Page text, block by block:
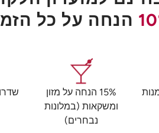
הנחה על כל
15% הנחה על מזון
ומשקאות (במלונות
נבחרים)